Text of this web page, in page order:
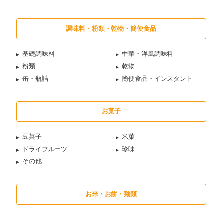
調味料・粉類・乾物・簡便食品
基礎調味料
中華・洋風調味料
粉類
乾物
缶・瓶詰
簡便食品・インスタント
お菓子
豆菓子
米菓
ドライフルーツ
珍味
その他
お米・お餅・麺類